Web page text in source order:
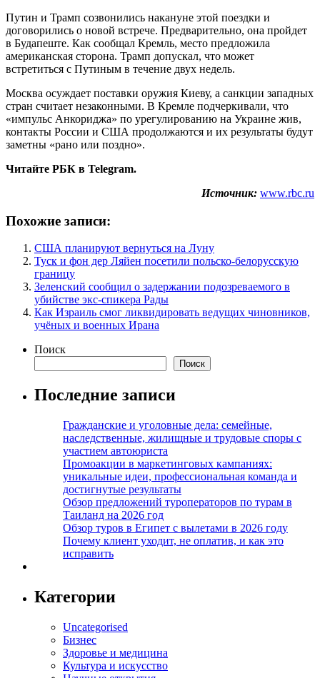
Путин и Трамп созвонились накануне этой поездки и
договорились о новой встрече. Предварительно, она пройдет
в Будапеште. Как сообщал Кремль, место предложила
американская сторона. Трамп допускал, что может
встретиться с Путиным в течение двух недель.
Москва осуждает поставки оружия Киеву, а санкции западных
стран считает незаконными. В Кремле подчеркивали, что
«импульс Анкориджа» по урегулированию на Украине жив,
контакты России и США продолжаются и их результаты будут
заметны «рано или поздно».
Читайте РБК в Telegram.
Источник: www.rbc.ru
Похожие записи:
США планируют вернуться на Луну
Туск и фон дер Ляйен посетили польско-белорусскую
границу
Зеленский сообщил о задержании подозреваемого в
убийстве экс-спикера Рады
Как Израиль смог ликвидировать ведущих чиновников,
учёных и военных Ирана
Поиск
Поиск
Последние записи
Гражданские и уголовные дела: семейные,
наследственные, жилищные и трудовые споры с
участием автоюриста
Промоакции в маркетинговых кампаниях:
уникальные идеи, профессиональная команда и
достигнутые результаты
Обзор предложений туроператоров по турам в
Таиланд на 2026 год
Обзор туров в Египет с вылетами в 2026 году
Почему клиент уходит, не оплатив, и как это
исправить
Категории
Uncategorised
Бизнес
Здоровье и медицина
Культура и искусство